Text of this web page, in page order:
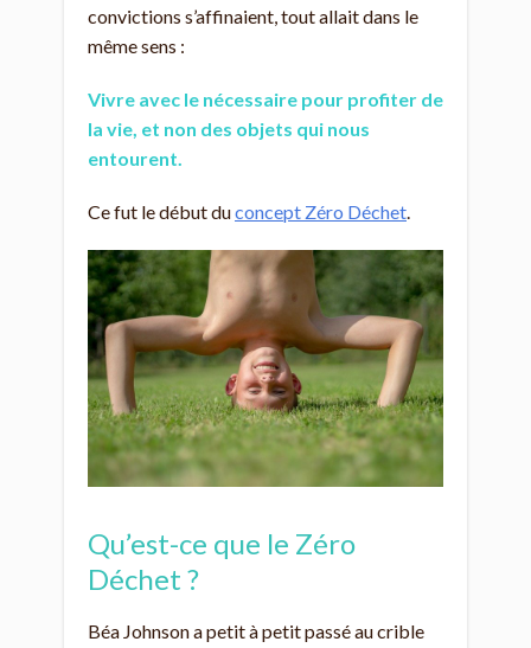
convictions s’affinaient, tout allait dans le
même sens :
Vivre avec le nécessaire pour profiter de
la vie, et non des objets qui nous
entourent.
Ce fut le début duconcept Zéro Déchet.
Qu’est-ce que le Zéro
Déchet ?
Béa Johnson a petit à petit passé au crible